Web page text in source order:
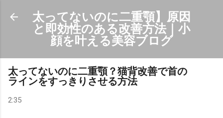
スキップしてメイン コンテンツに移動
太ってないのに二重顎】原因
と即効性のある改善方法｜小
顔を叶える美容ブログ
太ってないのに二重顎？猫背改善で首の
ラインをすっきりさせる方法
2:35